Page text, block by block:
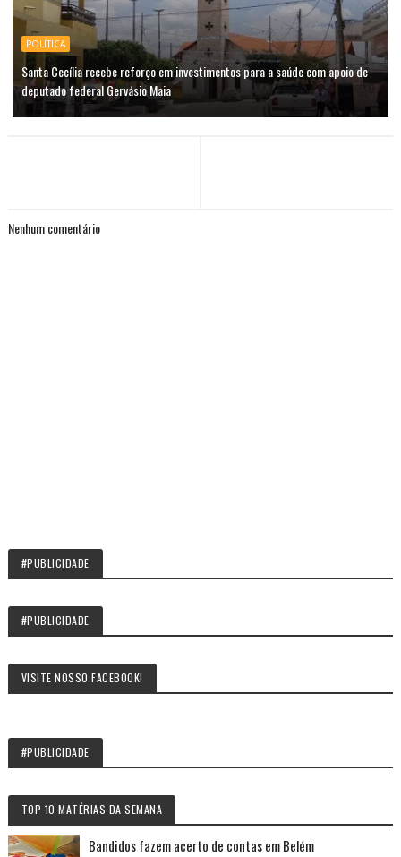
POLÍTICA
Santa Cecília recebe reforço em investimentos para a saúde com apoio de
deputado federal Gervásio Maia
Nenhum comentário
#PUBLICIDADE
#PUBLICIDADE
VISITE NOSSO FACEBOOK!
#PUBLICIDADE
TOP 10 MATÉRIAS DA SEMANA
Bandidos fazem acerto de contas em Belém